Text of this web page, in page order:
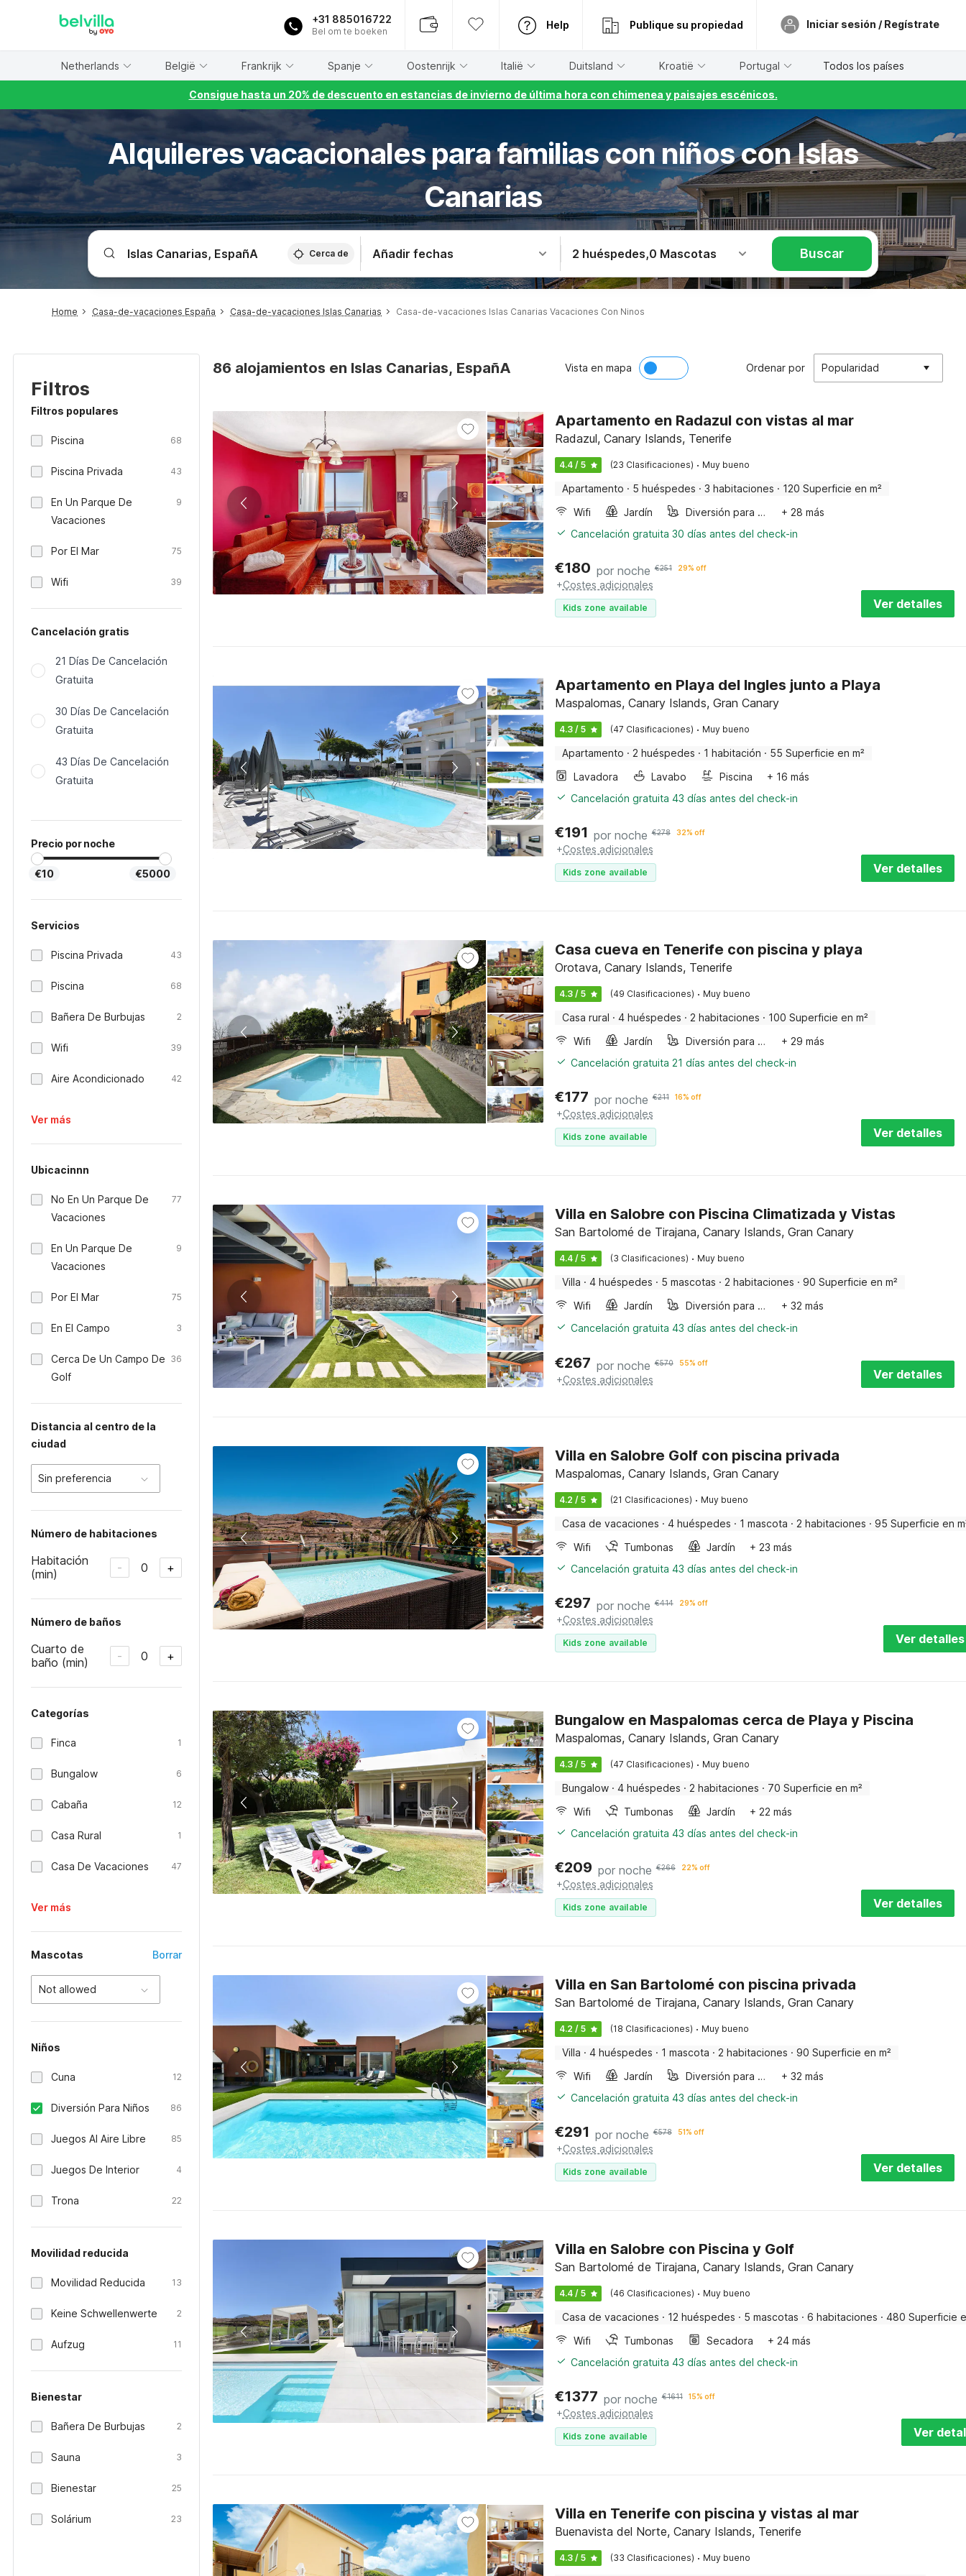
+31 885016722
Bel om te boeken
Help Publique su propiedad Iniciar sesión / Regístrate
Netherlands België Frankrijk Spanje Oostenrijk Italië Duitsland Kroatië Portugal Todos los países
Consigue hasta un 20% de descuento en estancias de invierno de última hora con chimenea y paisajes escénicos.
Alquileres vacacionales para familias con niños con Islas
Canarias
Cerca de Añadir fechas 2 huéspedes,0 Mascotas Buscar
Home Casa-de-vacaciones España Casa-de-vacaciones Islas Canarias Casa-de-vacaciones Islas Canarias Vacaciones Con Ninos
Filtros
Filtros populares
Piscina 68
Piscina Privada 43
En Un Parque De
Vacaciones
9
Por El Mar 75
Wifi 39
Cancelación gratis
21 Días De Cancelación
Gratuita
30 Días De Cancelación
Gratuita
43 Días De Cancelación
Gratuita
Precio por noche
€10 €5000
Servicios
Piscina Privada 43
Piscina 68
Bañera De Burbujas 2
Wifi 39
Aire Acondicionado 42
Ver más
Ubicacinnn
No En Un Parque De
Vacaciones
77
En Un Parque De
Vacaciones
9
Por El Mar 75
En El Campo 3
Cerca De Un Campo De
Golf
36
Distancia al centro de la
ciudad
Sin preferencia
Número de habitaciones
Habitación
(min)
- 0 +
Número de baños
Cuarto de
baño (min)
- 0 +
Categorías
Finca 1
Bungalow 6
Cabaña 12
Casa Rural 1
Casa De Vacaciones 47
Ver más
Mascotas Borrar
Not allowed
Niños
Cuna 12
Diversión Para Niños 86
Juegos Al Aire Libre 85
Juegos De Interior 4
Trona 22
Movilidad reducida
Movilidad Reducida 13
Keine Schwellenwerte 2
Aufzug 11
Bienestar
Bañera De Burbujas 2
Sauna 3
Bienestar 25
Solárium 23
86 alojamientos en Islas Canarias, EspañA Vista en mapa Ordenar por Popularidad
Apartamento en Radazul con vistas al mar
Radazul, Canary Islands, Tenerife
4.4 / 5 (23 Clasificaciones) · Muy bueno
Apartamento · 5 huéspedes · 3 habitaciones · 120 Superficie en m²
Wifi
Jardín Diversión para niños
+ 28 más
Cancelación gratuita 30 días antes del check-in
€180 por noche €251 29% off
+Costes adicionales
Kids zone available Ver detalles
Apartamento en Playa del Ingles junto a Playa
Maspalomas, Canary Islands, Gran Canary
4.3 / 5 (47 Clasificaciones) · Muy bueno
Apartamento · 2 huéspedes · 1 habitación · 55 Superficie en m²
Lavadora
Lavabo Piscina
+ 16 más
Cancelación gratuita 43 días antes del check-in
€191 por noche €278 32% off
+Costes adicionales
Kids zone available Ver detalles
Casa cueva en Tenerife con piscina y playa
Orotava, Canary Islands, Tenerife
4.3 / 5 (49 Clasificaciones) · Muy bueno
Casa rural · 4 huéspedes · 2 habitaciones · 100 Superficie en m²
Wifi
Jardín Diversión para niños
+ 29 más
Cancelación gratuita 21 días antes del check-in
€177 por noche €211 16% off
+Costes adicionales
Kids zone available Ver detalles
Villa en Salobre con Piscina Climatizada y Vistas
San Bartolomé de Tirajana, Canary Islands, Gran Canary
4.4 / 5 (3 Clasificaciones) · Muy bueno
Villa · 4 huéspedes · 5 mascotas · 2 habitaciones · 90 Superficie en m²
Wifi
Jardín Diversión para niños
+ 32 más
Cancelación gratuita 43 días antes del check-in
€267 por noche €570 55% off
+Costes adicionales Ver detalles
Villa en Salobre Golf con piscina privada
Maspalomas, Canary Islands, Gran Canary
4.2 / 5 (21 Clasificaciones) · Muy bueno
Casa de vacaciones · 4 huéspedes · 1 mascota · 2 habitaciones · 95 Superficie en
Wifi
Tumbonas Jardín
+ 23 más
Cancelación gratuita 43 días antes del check-in
€297 por noche €414 29% off
+Costes adicionales
Kids zone available Ver detalles
Bungalow en Maspalomas cerca de Playa y Piscina
Maspalomas, Canary Islands, Gran Canary
4.3 / 5 (47 Clasificaciones) · Muy bueno
Bungalow · 4 huéspedes · 2 habitaciones · 70 Superficie en m²
Wifi
Tumbonas Jardín
+ 22 más
Cancelación gratuita 43 días antes del check-in
€209 por noche €266 22% off
+Costes adicionales
Kids zone available Ver detalles
Villa en San Bartolomé con piscina privada
San Bartolomé de Tirajana, Canary Islands, Gran Canary
4.2 / 5 (18 Clasificaciones) · Muy bueno
Villa · 4 huéspedes · 1 mascota · 2 habitaciones · 90 Superficie en m²
Wifi
Jardín Diversión para niños
+ 32 más
Cancelación gratuita 43 días antes del check-in
€291 por noche €578 51% off
+Costes adicionales
Kids zone available Ver detalles
Villa en Salobre con Piscina y Golf
San Bartolomé de Tirajana, Canary Islands, Gran Canary
4.4 / 5 (46 Clasificaciones) · Muy bueno
Casa de vacaciones · 12 huéspedes · 5 mascotas · 6 habitaciones · 480 Superficie
Wifi
Tumbonas Secadora
+ 24 más
Cancelación gratuita 43 días antes del check-in
€1377 por noche €1611 15% off
+Costes adicionales
Kids zone available Ver
Villa en Tenerife con piscina y vistas al mar
Buenavista del Norte, Canary Islands, Tenerife
4.3 / 5 (33 Clasificaciones) · Muy bueno